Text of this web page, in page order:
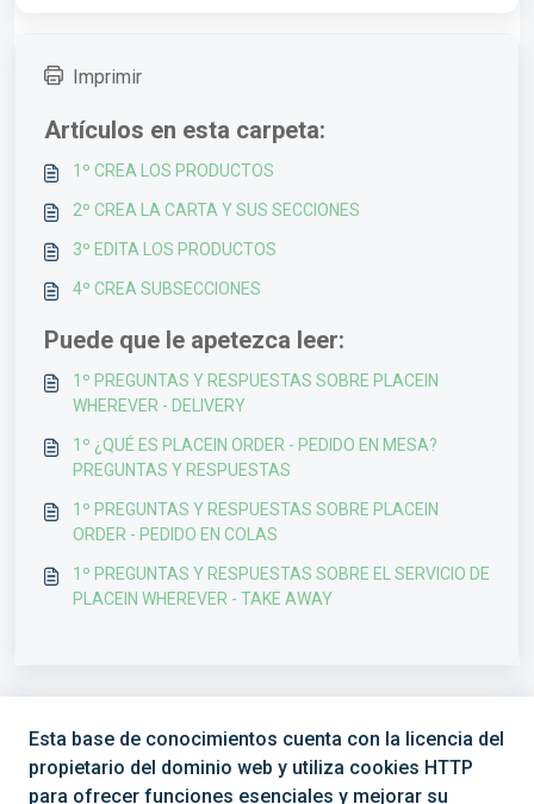
Imprimir
Artículos en esta carpeta:
1º CREA LOS PRODUCTOS
2º CREA LA CARTA Y SUS SECCIONES
3º EDITA LOS PRODUCTOS
4º CREA SUBSECCIONES
Puede que le apetezca leer:
1º PREGUNTAS Y RESPUESTAS SOBRE PLACEIN
WHEREVER - DELIVERY
1º ¿QUÉ ES PLACEIN ORDER - PEDIDO EN MESA?
PREGUNTAS Y RESPUESTAS
1º PREGUNTAS Y RESPUESTAS SOBRE PLACEIN
ORDER - PEDIDO EN COLAS
1º PREGUNTAS Y RESPUESTAS SOBRE EL SERVICIO DE
PLACEIN WHEREVER - TAKE AWAY
Esta base de conocimientos cuenta con la licencia del
propietario del dominio web y utiliza cookies HTTP
para ofrecer funciones esenciales y mejorar su